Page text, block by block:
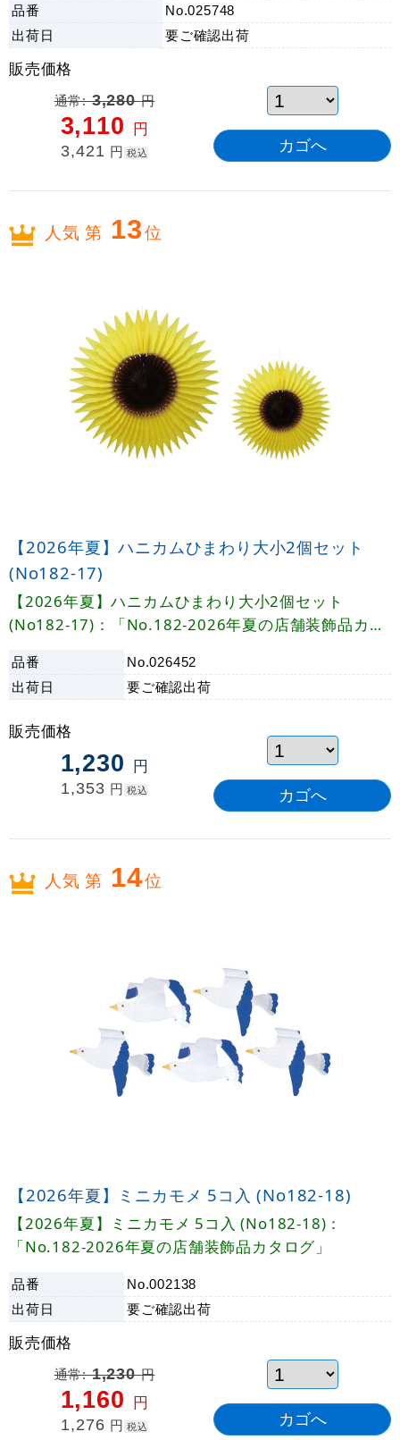
品番
No.025748
出荷日 要ご確認出荷
販売価格
通常:3,280円
3,110 円
3,421 円 税込
人気 第 13位
【2026年夏】ハニカムひまわり大小2個セット
(No182-17)
【2026年夏】ハニカムひまわり大小2個セット
(No182-17)：「No.182-2026年夏の店舗装飾品カタ
品番 No.026452
出荷日 要ご確認出荷
販売価格
1,230 円
1,353 円 税込
人気 第 14位
【2026年夏】ミニカモメ 5コ入 (No182-18)
【2026年夏】ミニカモメ 5コ入 (No182-18)：
「No.182-2026年夏の店舗装飾品カタログ」
品番 No.002138
出荷日 要ご確認出荷
販売価格
通常:1,230円
1,160 円
1,276 円 税込